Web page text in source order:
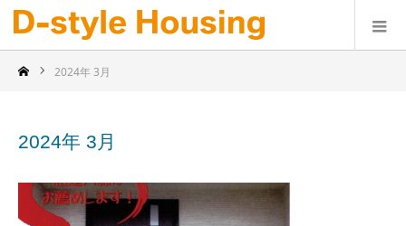
2024年 3月
2024年 3月